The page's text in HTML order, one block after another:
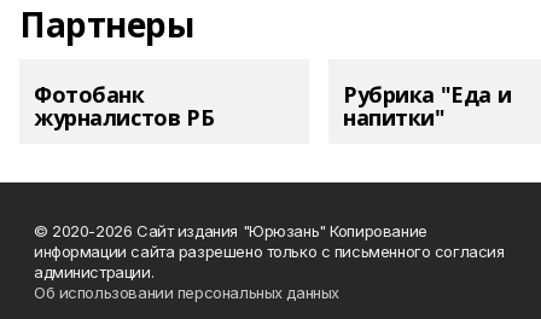
Партнеры
Фотобанк
журналистов РБ
Рубрика "Еда и
напитки"
© 2020-2026 Сайт издания "Юрюзань" Копирование
информации сайта разрешено только с письменного согласия
администрации.
Об использовании персональных данных